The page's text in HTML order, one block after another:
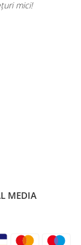
mici!
MEDIA